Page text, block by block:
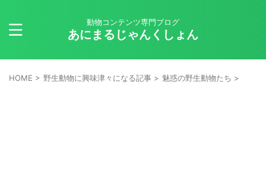
動物コンテンツ専門ブログ
あにまるじゃんくしょん
HOME > 野生動物に興味津々になる記事 > 魅惑の野生動物たち >